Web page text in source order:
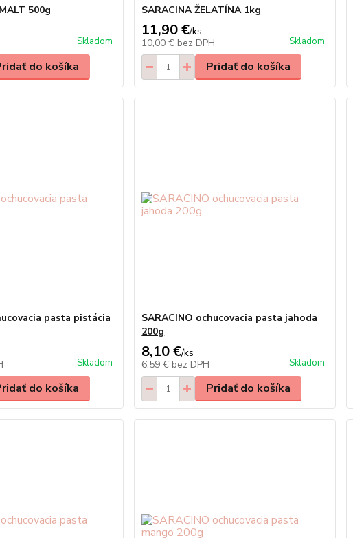
500g
Skladom
do košíka
SARACINA ŽELATÍNA 1kg
11,90 €/ks
10,00 € bez DPH Skladom
Pridať do košíka
pasta pistácia
Skladom
do košíka
SARACINO ochucovacia pasta jahoda
200g
8,10 €/ks
6,59 € bez DPH Skladom
Pridať do košíka